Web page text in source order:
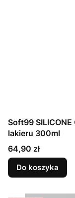
Soft99
lakieru 300ml
Cena
64,90 zł
Do koszyka